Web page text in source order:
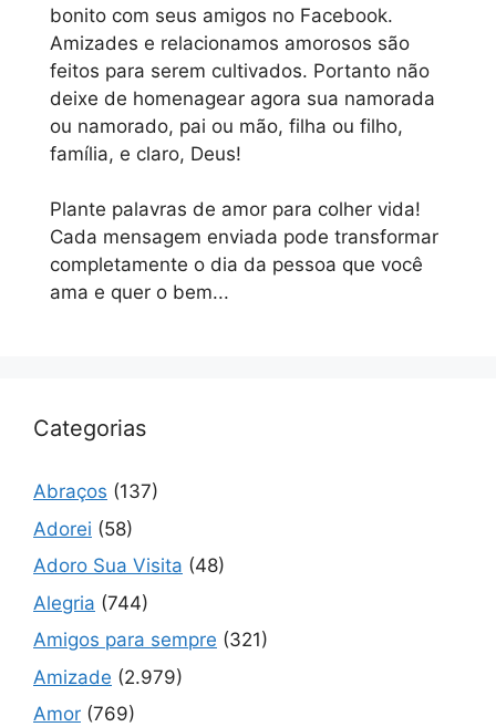
bonito com seus amigos no Facebook.
Amizades e relacionamos amorosos são
feitos para serem cultivados. Portanto não
deixe de homenagear agora sua namorada
ou namorado, pai ou mão, filha ou filho,
família, e claro, Deus!
Plante palavras de amor para colher vida!
Cada mensagem enviada pode transformar
completamente o dia da pessoa que você
ama e quer o bem...
Categorias
Abraços (137)
Adorei (58)
Adoro Sua Visita (48)
Alegria (744)
Amigos para sempre (321)
Amizade (2.979)
Amor (769)